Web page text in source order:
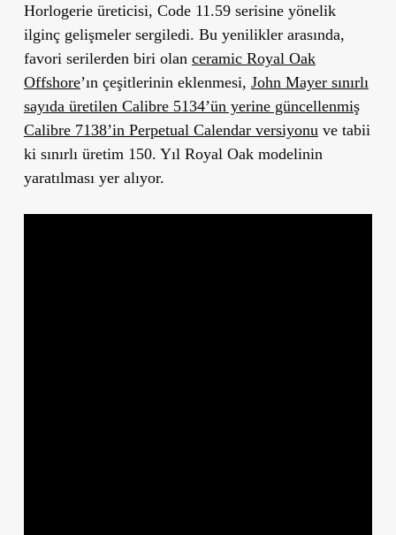
Horlogerie üreticisi, Code 11.59 serisine yönelik
ilginç gelişmeler sergiledi. Bu yenilikler arasında,
favori serilerden biri olan ceramic Royal Oak
Offshore’ın çeşitlerinin eklenmesi, John Mayer sınırlı
sayıda üretilen Calibre 5134’ün yerine güncellenmiş
Calibre 7138’in Perpetual Calendar versiyonu ve tabii
ki sınırlı üretim 150. Yıl Royal Oak modelinin
yaratılması yer alıyor.